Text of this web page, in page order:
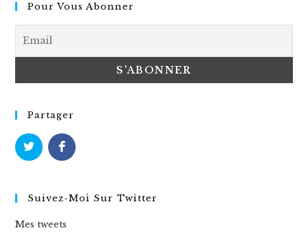
Pour Vous Abonner
Partager
Suivez-Moi Sur Twitter
Mes tweets